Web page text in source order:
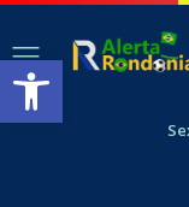
Abrir a barra de